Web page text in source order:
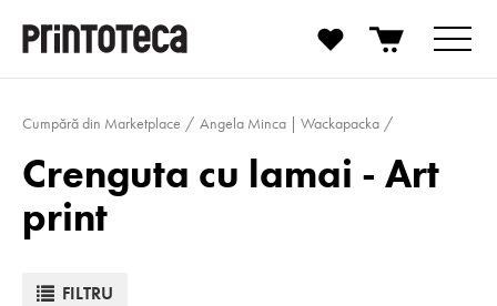
Cumpără din Marketplace Angela Minca | Wackapacka
Crenguta cu lamai - Art
print
FILTRU